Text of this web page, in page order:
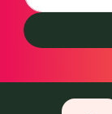
Régimes médicaux
Gemmothérapie
Voies respiratoires